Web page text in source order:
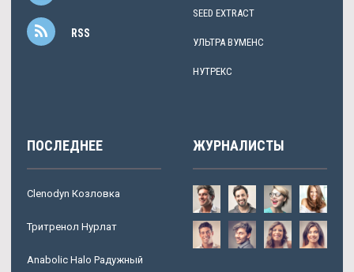
RSS
SEED EXTRACT
УЛЬТРА ВУМЕНС
НУТРЕКС
ПОСЛЕДНЕЕ
Clenodyn Козловка
Тритренол Нурлат
Anabolic Halo Радужный
ЖУРНАЛИСТЫ